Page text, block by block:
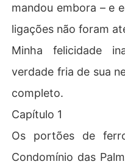
mandou embora – e
ligações não foram
Minha felicidade
verdade fria de sua
completo.
Capítulo 1
Os portões de
Condomínio das